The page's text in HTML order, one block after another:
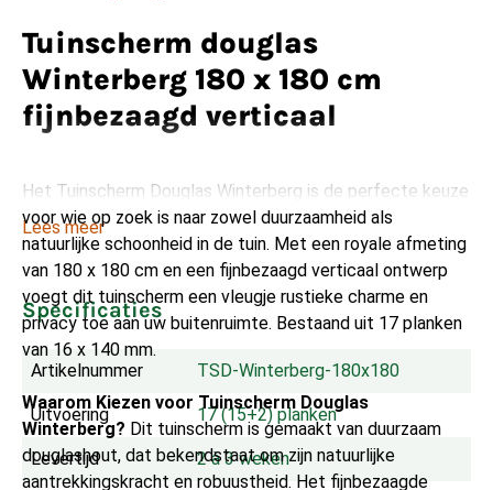
Tuinscherm douglas
Winterberg 180 x 180 cm
fijnbezaagd verticaal
Het Tuinscherm Douglas Winterberg is de perfecte keuze
voor wie op zoek is naar zowel duurzaamheid als
natuurlijke schoonheid in de tuin. Met een royale afmeting
van 180 x 180 cm en een fijnbezaagd verticaal ontwerp
voegt dit tuinscherm een vleugje rustieke charme en
privacy toe aan uw buitenruimte. Bestaand uit 17 planken
van 16 x 140 mm.
Waarom Kiezen voor Tuinscherm Douglas
Winterberg? Dit tuinscherm is gemaakt van duurzaam
douglashout, dat bekendstaat om zijn natuurlijke
aantrekkingskracht en robuustheid. Het fijnbezaagde
Lees meer
Specificaties
Artikelnummer TSD-Winterberg-180x180
Uitvoering 17 (15+2) planken
Levertijd 2 à 3 weken